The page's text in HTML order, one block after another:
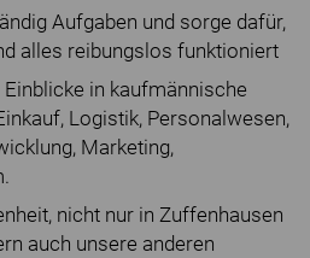
Aufgaben und sorge dafür,
alles reibungslos funktioniert
in kaufmännische
Logistik, Personalwesen,
Marketing,
nicht nur in Zuffenhausen
auch unsere anderen